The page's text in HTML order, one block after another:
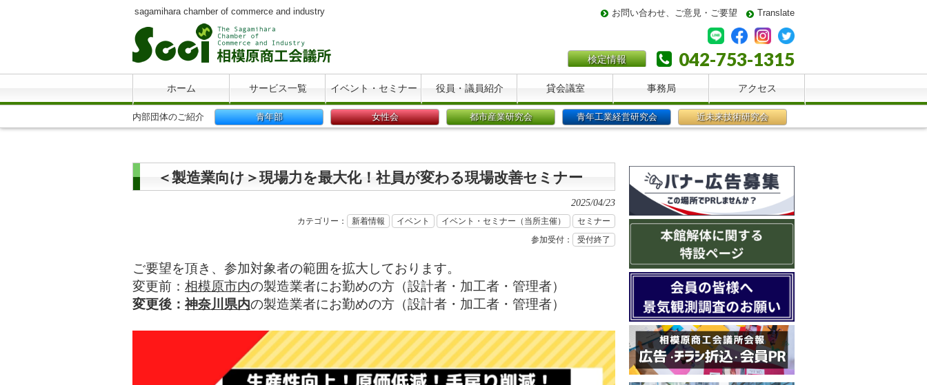
sagamihara chamber of commerce and industry お問い合わせ、ご意見・ご要望 Translate
検定情報 042-753-1315
ホーム サービス一覧 イベント・セミナー 役員・議員紹介 貸会議室 事務局 アクセス
内部団体のご紹介 青年部 女性会 都市産業研究会 青年工業経営研究会 近未来技術研究会
＜製造業向け＞現場力を最大化！社員が変わる現場改善セミナー
2025/04/23
カテゴリー： 新着情報 イベント イベント・セミナー（当所主催）
セミナー
参加受付：
受付終了
ご要望を頂き、参加対象者の範囲を拡大しております。
変更前： 相模原市内の製造業者にお勤めの方（設計者・加工者・管理者）
変更後： 神奈川県内の製造業者にお勤めの方（設計者・加工者・管理者）